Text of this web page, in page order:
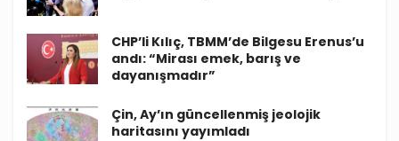
CHP’li Kılıç, TBMM’de Bilgesu Erenus’u
andı: “Mirası emek, barış ve
dayanışmadır”
Çin, Ay’ın güncellenmiş jeolojik
haritasını yayımladı